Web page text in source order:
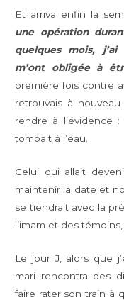
Et arriva enfin la
une opération
quelques mois,
m’ont obligée à
première fois contre
retrouvais à
rendre à l’évidence
tombait à l’eau.
Celui qui allait
maintenir la date et
se tiendrait avec la
l’imam et des témoins,
Le jour J, alors que
mari rencontra des
faire rater son train à